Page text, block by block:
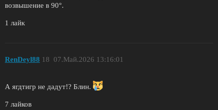
возвышение в 90°.
1 лайк
RenDeyl88 07.Май.2026 13:16:01
18
А ягдтигр не дадут!? Блин.
7 лайков